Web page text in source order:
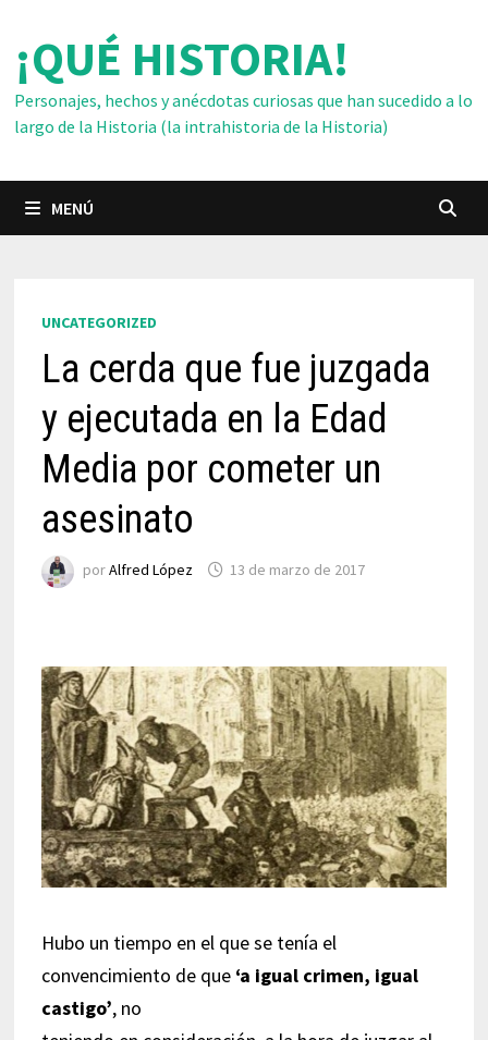
contenido
¡QUÉ HISTORIA!
Personajes, hechos y anécdotas curiosas que han sucedido a lo
largo de la Historia (la intrahistoria de la Historia)
MENÚ
UNCATEGORIZED
La cerda que fue juzgada
y ejecutada en la Edad
Media por cometer un
asesinato
porAlfred López 13 de marzo de 2017
Hubo un tiempo en el que se tenía el
convencimiento de que ‘a igual crimen, igual
castigo’, no